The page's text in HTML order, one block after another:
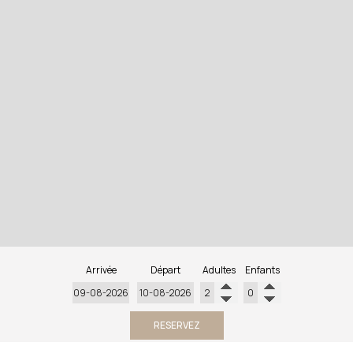
Arrivée Départ Adultes Enfants
RESERVEZ